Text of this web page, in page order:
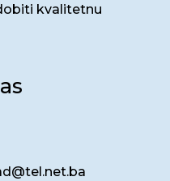
kvalitetnu